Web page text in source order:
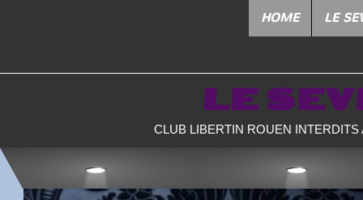
LE
CLUB LIBERTIN ROUEN
HOME LE